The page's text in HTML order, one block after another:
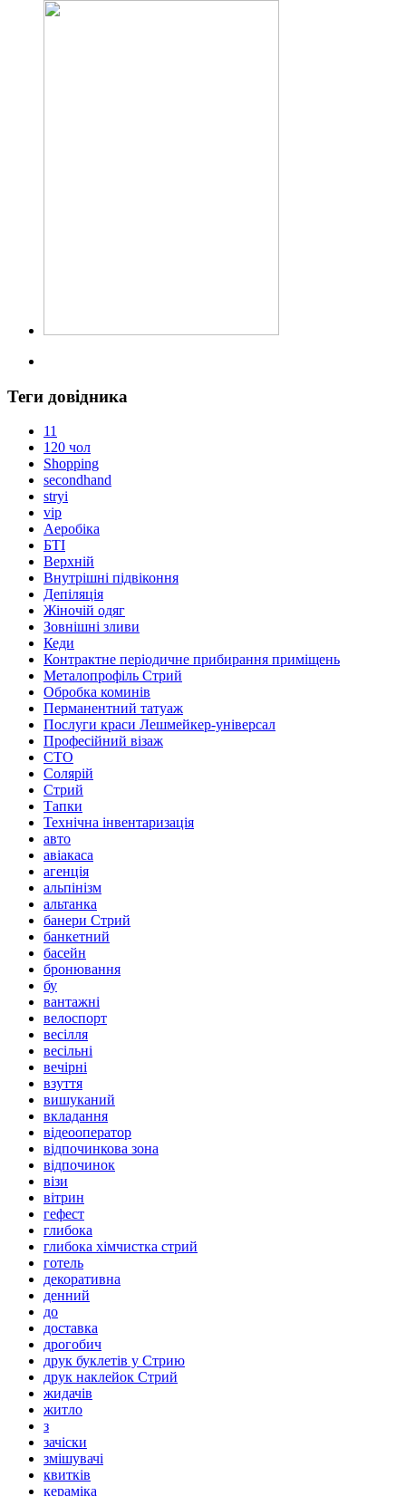
Теги довідника
11
120 чол
Shopping
secondhand
stryi
vip
Аеробіка
БТІ
Верхній
Внутрішні підвіконня
Депіляція
Жіночій одяг
Зовнішні зливи
Кеди
Контрактне періодичне прибирання приміщень
Металопрофіль Стрий
Обробка коминів
Перманентний татуаж
Послуги краси Лешмейкер-універсал
Професійний візаж
СТО
Солярій
Стрий
Тапки
Технічна інвентаризація
авто
авіакаса
агенція
альпінізм
альтанка
банери Стрий
банкетний
басейн
бронювання
бу
вантажні
велоспорт
весілля
весільні
вечірні
взуття
вишуканий
вкладання
відеооператор
відпочинкова зона
відпочинок
візи
вітрин
гефест
глибока
глибока хімчистка стрий
готель
декоративна
денний
до
доставка
дрогобич
друк буклетів у Стрию
друк наклейок Стрий
жидачів
житло
з
зачіски
змішувачі
квитків
кераміка